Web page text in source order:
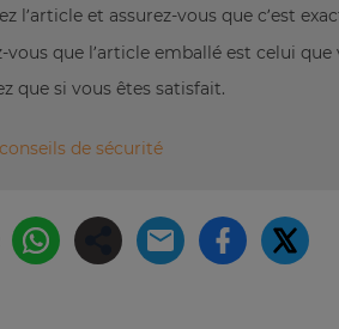
l’article et assurez-vous que c’est
vous que l’article emballé est celui que
que si vous êtes satisfait.
de sécurité